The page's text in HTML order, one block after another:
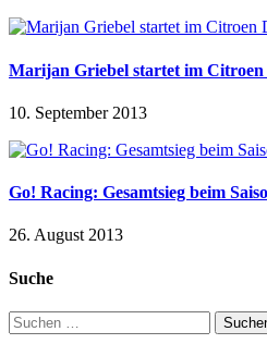
Marijan Griebel startet im Citroen
10. September 2013
Go! Racing: Gesamtsieg beim
26. August 2013
Suche
Suchen
nach: